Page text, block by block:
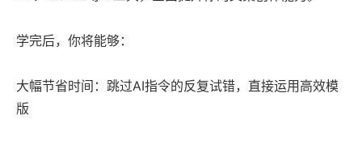
学完后，你将能够：
大幅节省时间：跳过AI指令的反复试错，直接运用高效模
版